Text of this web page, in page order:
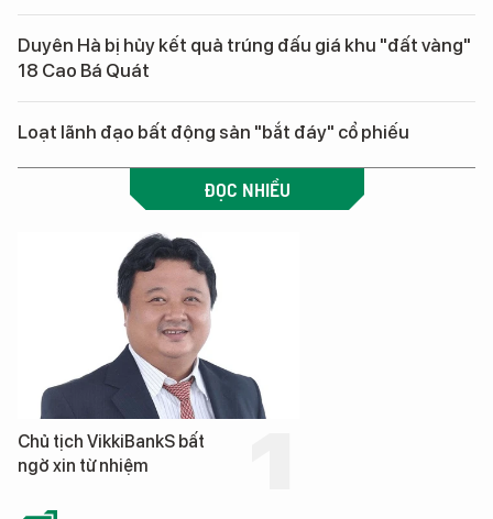
Duyên Hà bị hủy kết quả trúng đấu giá khu "đất vàng"
18 Cao Bá Quát
Loạt lãnh đạo bất động sản "bắt đáy" cổ phiếu
ĐỌC NHIỀU
Chủ tịch VikkiBankS bất
ngờ xin từ nhiệm